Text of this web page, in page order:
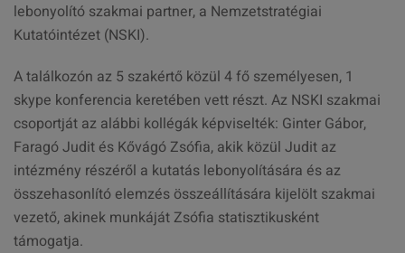
lebonyolító szakmai partner, a Nemzetstratégiai
Kutatóintézet (NSKI).
A találkozón az 5 szakértő közül 4 fő személyesen, 1
skype konferencia keretében vett részt. Az NSKI szakmai
csoportját az alábbi kollégák képviselték: Ginter Gábor,
Faragó Judit és Kővágó Zsófia, akik közül Judit az
intézmény részéről a kutatás lebonyolítására és az
összehasonlító elemzés összeállítására kijelölt szakmai
vezető, akinek munkáját Zsófia statisztikusként
támogatja.